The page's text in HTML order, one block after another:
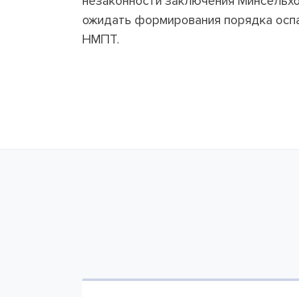
ожидать формирования порядка
НМПТ.